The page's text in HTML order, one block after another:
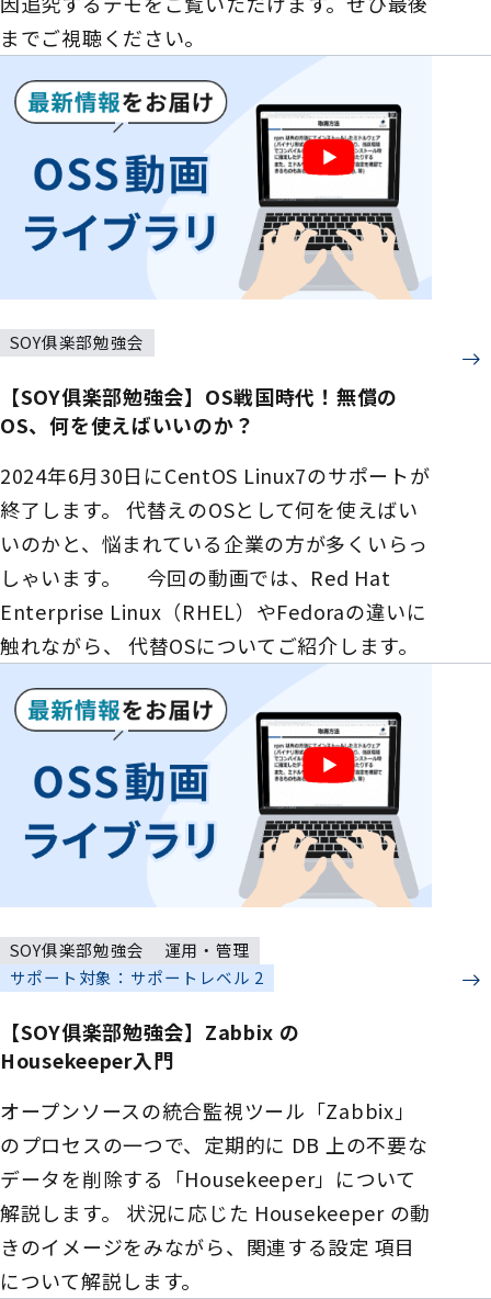
までご視聴ください。
SOY俱楽部勉強会
【SOY俱楽部勉強会】OS戦国時代！無償の
OS、何を使えばいいのか？
2024年6月30日にCentOS Linux7のサポートが
終了します。 代替えのOSとして何を使えばい
いのかと、​​​​悩まれている企業の方が多くいらっ
しゃいます。 今回の動画では、​Red Hat
Enterprise Linux（RHEL）やFedoraの違いに
触れながら、 代替OSについてご紹介します。
SOY俱楽部勉強会
運用・管理
サポート対象：サポートレベル 2
【SOY俱楽部勉強会】Zabbix の
Housekeeper入門
オープンソースの統合監視ツール「Zabbix」
のプロセスの一つで、定期的に DB 上の不要な
データを削除する「Housekeeper」について
解説します。 状況に応じた Housekeeper の動
きのイメージをみながら、関連する設定 項目
について解説します。